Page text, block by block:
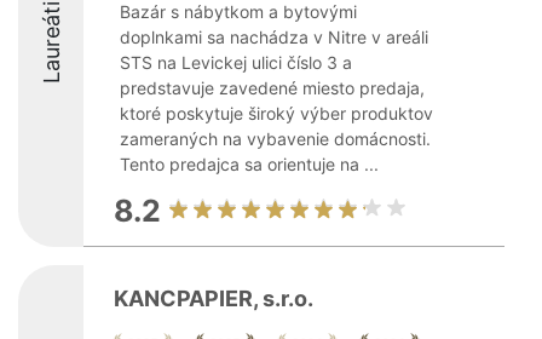
Laureáti
Bazár s nábytkom a bytovými
doplnkami sa nachádza v Nitre v areáli
STS na Levickej ulici číslo 3 a
predstavuje zavedené miesto predaja,
ktoré poskytuje široký výber produktov
zameraných na vybavenie domácnosti.
Tento predajca sa orientuje na ...
8.2
KANCPAPIER, s.r.o.